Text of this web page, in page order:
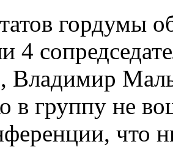
гордумы
4
Владимир
в группу не
что